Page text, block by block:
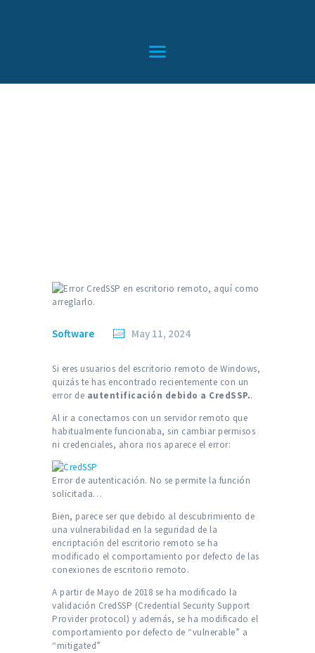
BLOG
Software May 11, 2024
Si eres usuarios del escritorio remoto de Windows,
quizás te has encontrado recientemente con un
error de autentificación debido a CredSSP..
Al ir a conectarnos con un servidor remoto que
habitualmente funcionaba, sin cambiar permisos
ni credenciales, ahora nos aparece el error:
Error de autenticación. No se permite la función
solicitada…
Bien, parece ser que debido al descubrimiento de
una vulnerabilidad en la seguridad de la
encriptación del escritorio remoto se ha
modificado el comportamiento por defecto de las
conexiones de escritorio remoto.
A partir de Mayo de 2018 se ha modificado la
validación CredSSP (Credential Security Support
Provider protocol) y además, se ha modificado el
comportamiento por defecto de “vulnerable” a
“mitigated”